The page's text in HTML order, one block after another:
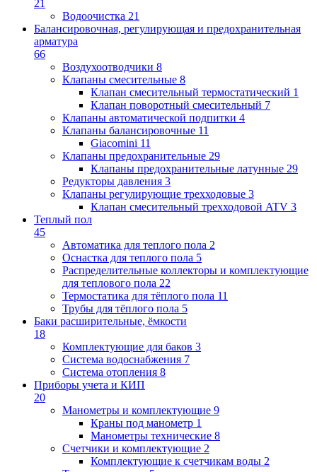
21
Водоочистка 21
Балансировочная, регулирующая и предохранительная
арматура
66
Воздухоотводчики 8
Клапаны cмесительные 8
Клапан cмесительный термостатический 1
Клапан поворотный cмесительный 7
Клапаны автоматической подпитки 4
Клапаны балансировочные 11
Giacomini 11
Клапаны предохранительные 29
Клапаны предохранительные латунные 29
Редукторы давления 3
Клапаны регулирующие трехходовые 3
Клапан смесительный трехходовой ATV 3
Теплый пол
45
Автоматика для теплого пола 2
Оснастка для теплого пола 5
Распределительные коллекторы и комплектующие
для теплового пола 22
Термостатика для тёплого пола 11
Трубы для тёплого пола 5
Баки расширительные, ёмкости
18
Комплектующие для баков 3
Система водоснабжения 7
Система отопления 8
Приборы учета и КИП
20
Манометры и комплектующие 9
Краны под манометр 1
Манометры технические 8
Счетчики и комплектующие 2
Комплектующие к счетчикам воды 2